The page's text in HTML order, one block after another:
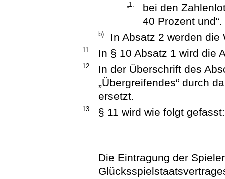
„1.
bei den
40 Prozent und“.
b) In Absatz 2 werden die
11. In § 10 Absatz 1 wird die
12.
In der Überschrift des
„Übergreifendes“ durch
ersetzt.
13. § 11 wird wie folgt gefasst:
Die Eintragung der